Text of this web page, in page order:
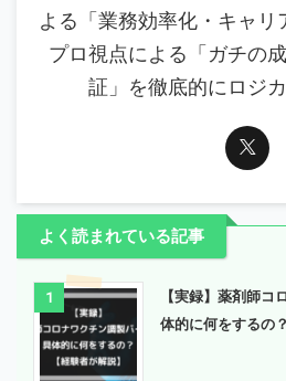
よる「業務効率化・キャ
プロ視点による「ガチの
証」を徹底的にロジ
よく読まれている記事
1
【実録】薬剤師コ
体的に何をするの